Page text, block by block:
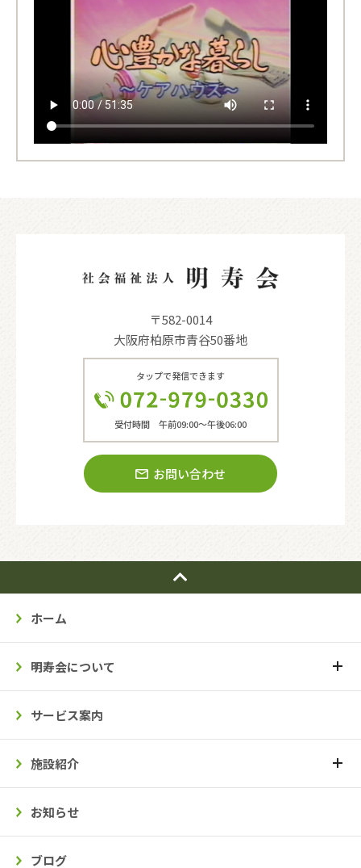
〒582-0014
大阪府柏原市青谷50番地
タップで発信できます
受付時間 午前09:00〜午後06:00
お問い合わせ
ホーム
明寿会について
サービス案内
施設紹介
お知らせ
ブログ